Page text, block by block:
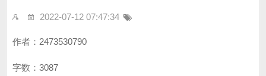
2022-07-12 07:47:34
作者：2473530790
字数：3087